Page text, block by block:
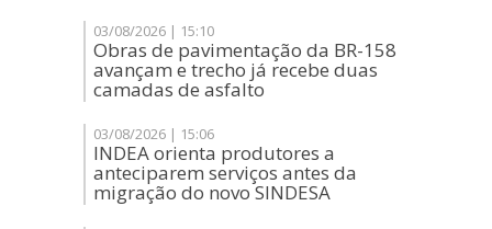
03/08/2026 | 15:10
Obras de pavimentação da BR-158
avançam e trecho já recebe duas
camadas de asfalto
03/08/2026 | 15:06
INDEA orienta produtores a
anteciparem serviços antes da
migração do novo SINDESA